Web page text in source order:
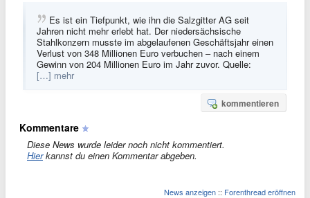
Es ist ein Tiefpunkt, wie ihn die Salzgitter AG seit
Jahren nicht mehr erlebt hat. Der niedersächsische
Stahlkonzern musste im abgelaufenen Geschäftsjahr einen
Verlust von 348 Millionen Euro verbuchen – nach einem
Gewinn von 204 Millionen Euro im Jahr zuvor. Quelle:
[…] mehr
kommentieren
Kommentare
Diese News wurde leider noch nicht kommentiert.
Hierkannst du einen Kommentar abgeben.
News anzeigen :: Forenthread eröffnen